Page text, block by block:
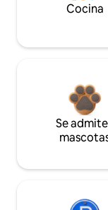
Cocina
Se